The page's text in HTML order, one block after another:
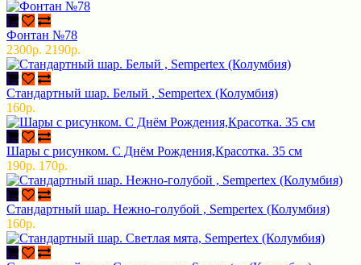
Фонтан №78
2300р. 2190р.
Стандартный шар. Белый , Sempertex (Колумбия)
160р.
Шары с рисунком. С Днём Рождения,Красотка. 35 см
190р. 170р.
Стандартный шар. Нежно-голубой , Sempertex (Колумбия)
160р.